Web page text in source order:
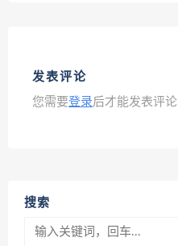
发表评论
您需要登录后才能发表评论
搜索